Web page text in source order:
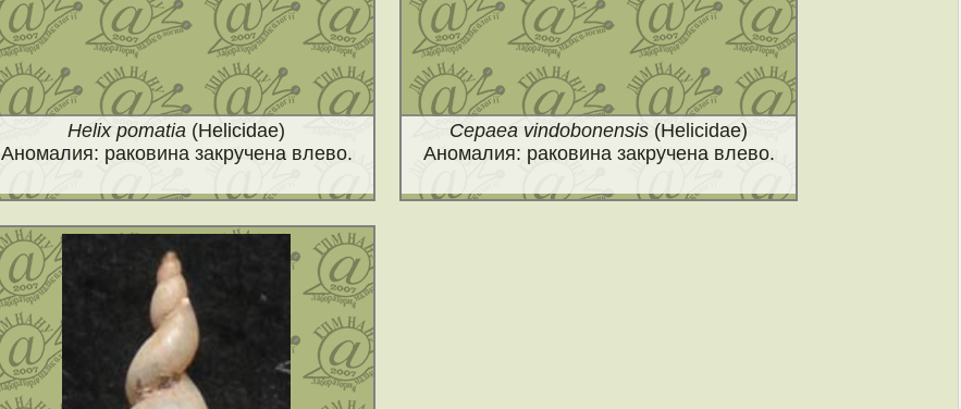
Helix pomatia (Helicidae)
Аномалия: раковина закручена влево.
Cepaea vindobonensis (Helicidae)
Аномалия: раковина закручена влево.